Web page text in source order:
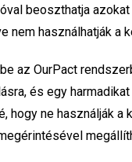
beoszthatja
nem használhatják
az OurPact
és egy
hogy ne használják